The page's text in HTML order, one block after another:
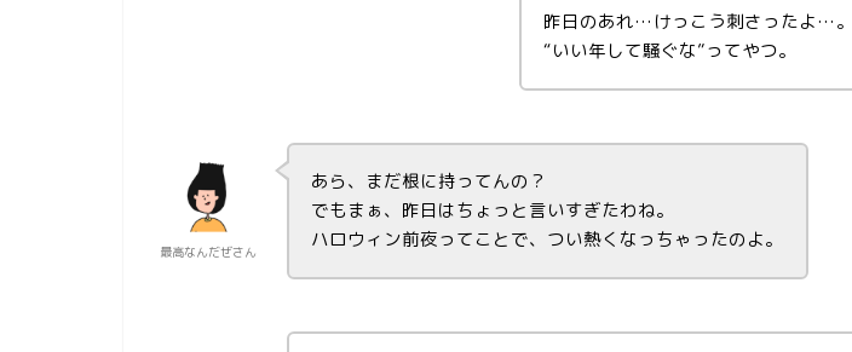
昨日のあれ…けっこう刺さったよ…。
“いい年して騒ぐな”ってやつ。
最高なんだぜさん
あら、まだ根に持ってんの？
でもまぁ、昨日はちょっと言いすぎたわね。
ハロウィン前夜ってことで、つい熱くなっちゃったのよ。